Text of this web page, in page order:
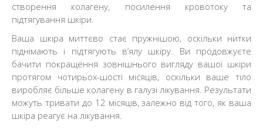
створення колагену, посилення кровотоку та
підтягування шкіри.
Ваша шкіра миттєво стає пружнішою, оскільки нитки
піднімають і підтягують в’ялу шкіру. Ви продовжуєте
бачити покращення зовнішнього вигляду вашої шкіри
протягом чотирьох-шості місяців, оскільки ваше тіло
виробляє більше колагену в галузі лікування. Результати
можуть тривати до 12 місяців, залежно від того, як ваша
шкіра реагує на лікування.